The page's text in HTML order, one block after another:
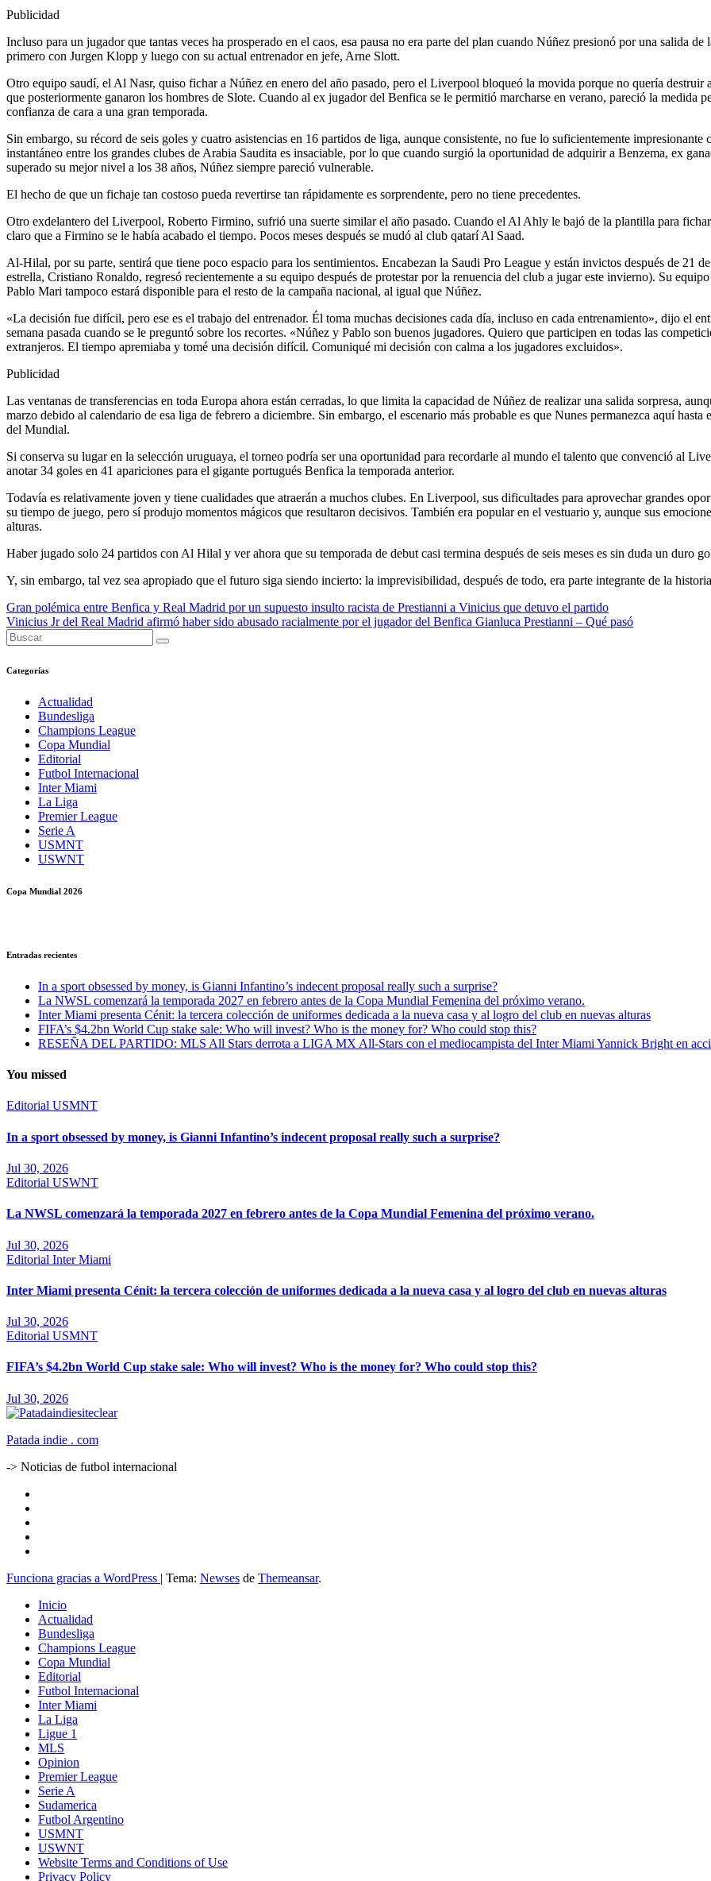
Publicidad
Incluso para un jugador que tantas veces ha prosperado en el caos, esa pausa no era parte del plan cuando Núñez presionó por una salida
primero con Jurgen Klopp y luego con su actual entrenador en jefe, Arne Slott.
Otro equipo saudí, el Al Nasr, quiso fichar a Núñez en enero del año pasado, pero el Liverpool bloqueó la movida porque no quería destruir
que posteriormente ganaron los hombres de Slote. Cuando al ex jugador del Benfica se le permitió marcharse en verano, pareció la medida
confianza de cara a una gran temporada.
Sin embargo, su récord de seis goles y cuatro asistencias en 16 partidos de liga, aunque consistente, no fue lo suficientemente
instantáneo entre los grandes clubes de Arabia Saudita es insaciable, por lo que cuando surgió la oportunidad de adquirir a Benzema, ex
superado su mejor nivel a los 38 años, Núñez siempre pareció vulnerable.
El hecho de que un fichaje tan costoso pueda revertirse tan rápidamente es sorprendente, pero no tiene precedentes.
Otro exdelantero del Liverpool, Roberto Firmino, sufrió una suerte similar el año pasado. Cuando el Al Ahly le bajó de la plantilla para
claro que a Firmino se le había acabado el tiempo. Pocos meses después se mudó al club qatarí Al Saad.
Al-Hilal, por su parte, sentirá que tiene poco espacio para los sentimientos. Encabezan la Saudi Pro League y están invictos después de 21
estrella, Cristiano Ronaldo, regresó recientemente a su equipo después de protestar por la renuencia del club a jugar este invierno). Su
Pablo Mari tampoco estará disponible para el resto de la campaña nacional, al igual que Núñez.
«La decisión fue difícil, pero ese es el trabajo del entrenador. Él toma muchas decisiones cada día, incluso en cada entrenamiento», dijo el
semana pasada cuando se le preguntó sobre los recortes. «Núñez y Pablo son buenos jugadores. Quiero que participen en todas las
extranjeros. El tiempo apremiaba y tomé una decisión difícil. Comuniqué mi decisión con calma a los jugadores excluidos».
Publicidad
Las ventanas de transferencias en toda Europa ahora están cerradas, lo que limita la capacidad de Núñez de realizar una salida sorpresa,
marzo debido al calendario de esa liga de febrero a diciembre. Sin embargo, el escenario más probable es que Nunes permanezca aquí
del Mundial.
Si conserva su lugar en la selección uruguaya, el torneo podría ser una oportunidad para recordarle al mundo el talento que convenció al
anotar 34 goles en 41 apariciones para el gigante portugués Benfica la temporada anterior.
Todavía es relativamente joven y tiene cualidades que atraerán a muchos clubes. En Liverpool, sus dificultades para aprovechar grandes
su tiempo de juego, pero sí produjo momentos mágicos que resultaron decisivos. También era popular en el vestuario y, aunque sus
alturas.
Haber jugado solo 24 partidos con Al Hilal y ver ahora que su temporada de debut casi termina después de seis meses es sin duda un duro
Y, sin embargo, tal vez sea apropiado que el futuro siga siendo incierto: la imprevisibilidad, después de todo, era parte integrante de la
Navegación
de
Gran polémica entre Benfica y Real Madrid por un supuesto insulto racista de Prestianni a Vinicius que detuvo el partido
Vinicius Jr del Real Madrid afirmó haber sido abusado racialmente por el jugador del Benfica Gianluca Prestianni – Qué pasó
Categorías
Actualidad
Bundesliga
Champions League
Copa Mundial
Editorial
Futbol Internacional
Inter Miami
La Liga
Premier League
Serie A
USMNT
USWNT
Copa Mundial 2026
Entradas recientes
In a sport obsessed by money, is Gianni Infantino’s indecent proposal really such a surprise?
La NWSL comenzará la temporada 2027 en febrero antes de la Copa Mundial Femenina del próximo verano.
Inter Miami presenta Cénit: la tercera colección de uniformes dedicada a la nueva casa y al logro del club en nuevas alturas
FIFA’s $4.2bn World Cup stake sale: Who will invest? Who is the money for? Who could stop this?
RESEÑA DEL PARTIDO: MLS All Stars derrota a LIGA MX All-Stars con el mediocampista del Inter Miami Yannick Bright en
You missed
Editorial USMNT
In a sport obsessed by money, is Gianni Infantino’s indecent proposal really such a surprise?
Jul 30, 2026
Editorial USWNT
La NWSL comenzará la temporada 2027 en febrero antes de la Copa Mundial Femenina del próximo verano.
Jul 30, 2026
Editorial Inter Miami
Inter Miami presenta Cénit: la tercera colección de uniformes dedicada a la nueva casa y al logro del club en nuevas alturas
Jul 30, 2026
Editorial USMNT
FIFA’s $4.2bn World Cup stake sale: Who will invest? Who is the money for? Who could stop this?
Jul 30, 2026
Patada indie . com
-> Noticias de futbol internacional
Funciona gracias a WordPress | Tema: Newses de Themeansar.
Inicio
Actualidad
Bundesliga
Champions League
Copa Mundial
Editorial
Futbol Internacional
Inter Miami
La Liga
Ligue 1
MLS
Opinion
Premier League
Serie A
Sudamerica
Futbol Argentino
USMNT
USWNT
Website Terms and Conditions of Use
Privacy Policy